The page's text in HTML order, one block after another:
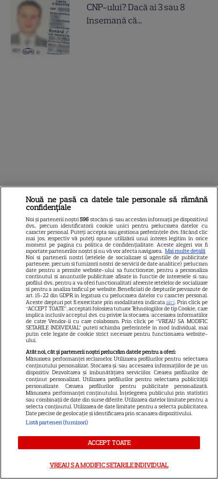
CNP-ului? Dacă ai 3 sau 8
însemană că...
DIN ACEEAȘI CATEGORIE
18
DISNEY PLUS
Ce vedem pe streaming între
27 iulie și 2 august 2026:
Diavolul se îmbracă de la Prada
2 pe Disney+ și mari noutăți
NETFLIX
Josh Hartnett revine pe Netflix
în thrillerul „Below”! Noutăți
majore despre premiile Emmy
și noul serial Dan Brown
DISNEY PLUS
Care-i buna și care-i reaua?
Nouă ne pasă ca datele tale personale să rămână
confidențiale
Noi și partenerii noștri596 stocăm și/sau accesăm informații pe dispozitivul
dvs., precum identificatorii cookie unici pentru prelucrarea datelor cu
caracter personal. Puteți accepta sau gestiona preferințele dvs. făcând clic
mai jos, respectiv vă puteți opune utilizării unui interes legitim în orice
moment pe pagina cu politica de confidențialitate. Aceste alegeri vor fi
raportate partenerilor noștri și nu vă vor afecta navigarea. Mai multe detalii
Noi si partenerii nostri (retelele de socializare si agentiile de publicitate
partenere, precum si furnizorii nostri de servicii de date analitice) prelucram
date pentru a permite website-ului sa functioneze, pentru a personaliza
continutul si anunturile publicitare afisate in functie de interesele si/sau
profilul dvs., pentru a va oferi functionalitati aferente retelelor de socializare
si pentru a analiza traficul pe website. Beneficiati de drepturile prevazute de
art. 15-22 din GDPR in legatura cu prelucrarea datelor cu caracter personal.
Aceste drepturi pot fi exercitate prin modalitatea indicataaici. Prin click pe
“ACCEPT TOATE”, acceptati folosirea tuturor Tehnologiilor de tip Cookie, care
implica inclusiv acceptul dvs. cu privire la stocarea/accesarea informatiilor
de catre Vendor-ii cu care colaboram. Prin click pe “VREAU SA MODIFIC
SETARILE INDIVIDUAL” puteti schimba preferintele in mod individual, mai
putin cele legate de cookie strict necesare pentru functionarea website-
ului.
Atât noi, cât și partenerii noștri prelucrăm datele pentru a oferi:
Măsurarea performanței reclamelor. Utilizarea profilurilor pentru selectarea
conținutului personalizat. Stocarea și/sau accesarea informațiilor de pe un
dispozitiv. Dezvoltarea și îmbunătățirea serviciilor. Crearea profilurilor de
conținut personalizat. Utilizarea profilurilor pentru selectarea publicității
personalizate. Crearea profilurilor pentru publicitate personalizată.
Măsurarea performanței conținutului. Înțelegerea publicului prin statistici
sau combinații de date din surse diferite. Utilizarea datelor limitate pentru a
selecta conținutul. Utilizarea de date limitate pentru a selecta publicitatea.
Date precise de geolocație și identificarea prin scanarea dispozitivului.
Listă parteneri (furnizori)
ACCEPT TOATE
VREAU SA MODIFIC SETARILE INDIVIDUAL